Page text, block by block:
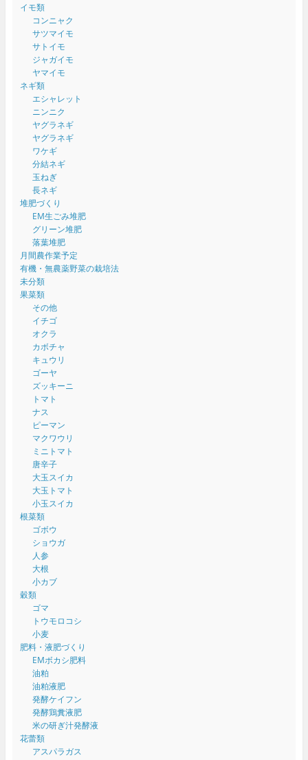
イモ類
コンニャク
サツマイモ
サトイモ
ジャガイモ
ヤマイモ
ネギ類
エシャレット
ニンニク
ヤグラネギ
ヤグラネギ
ワケギ
分結ネギ
玉ねぎ
長ネギ
堆肥づくり
EM生ごみ堆肥
グリーン堆肥
落葉堆肥
月間農作業予定
有機・無農薬野菜の栽培法
未分類
果菜類
その他
イチゴ
オクラ
カボチャ
キュウリ
ゴーヤ
ズッキーニ
トマト
ナス
ピーマン
マクワウリ
ミニトマト
唐辛子
大玉スイカ
大玉トマト
小玉スイカ
根菜類
ゴボウ
ショウガ
人参
大根
小カブ
穀類
ゴマ
トウモロコシ
小麦
肥料・液肥づくり
EMボカシ肥料
油粕
油粕液肥
発酵ケイフン
発酵鶏糞液肥
米の研ぎ汁発酵液
花蕾類
アスパラガス